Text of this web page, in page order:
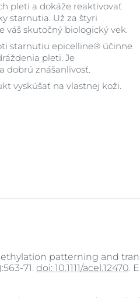
pleti a dokáže reaktivovať
starnutia. Už za štyri
váš skutočný biologický vek.
starnutiu epicelline® účinne
pleti. Je
dobrú znášanlivosť.
vyskúšať na vlastnej koži.
patterning and
71. doi: 10.1111/acel.12470.